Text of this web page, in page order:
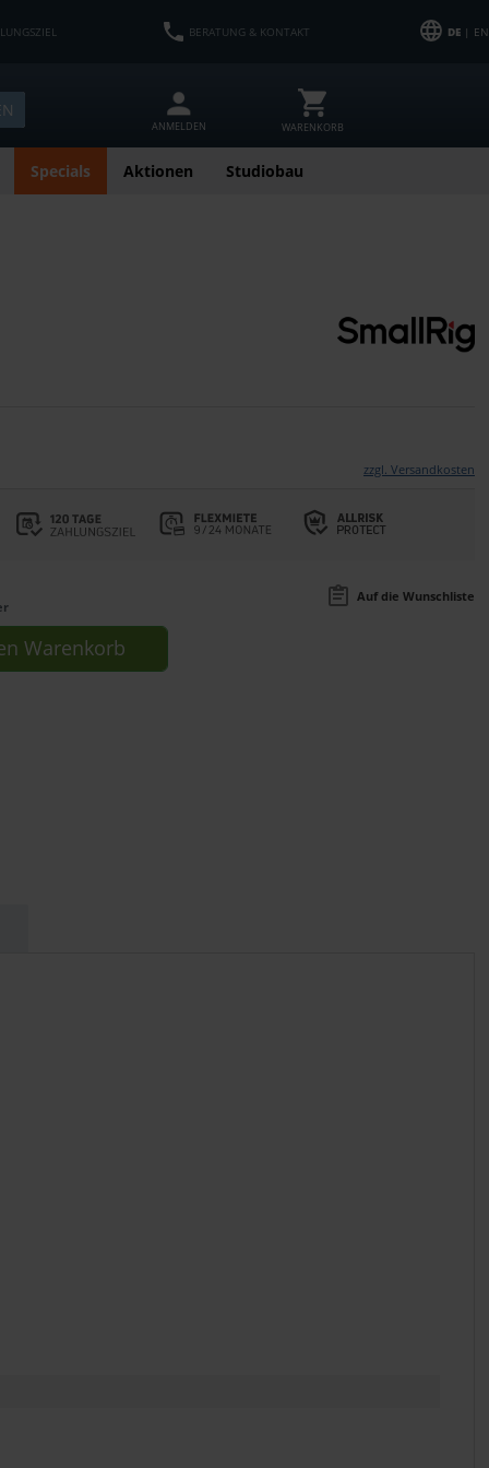
BERATUNG & KONTAKT DE| EN
ANMELDEN WARENKORB
Specials Aktionen Studiobau
zzgl. Versandkosten
Auf die Wunschliste
Warenkorb